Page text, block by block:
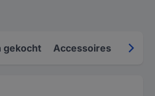
gekocht Accessoires